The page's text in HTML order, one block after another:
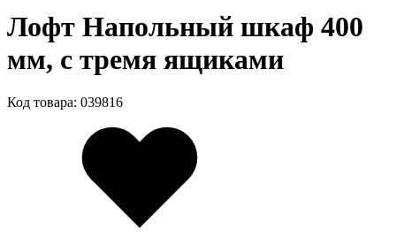
Лофт Напольный шкаф 400
мм, с тремя ящиками
Код товара: 039816